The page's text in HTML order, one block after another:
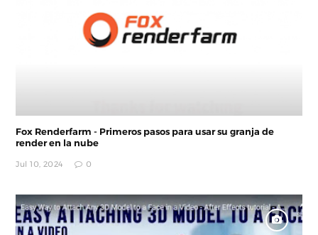
Fox Renderfarm - Primeros pasos para usar su granja de
render en la nube
Jul 10, 2024 0